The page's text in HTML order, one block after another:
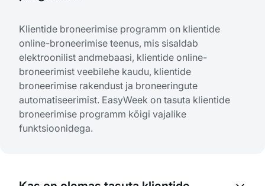
Klientide broneerimise programm on klientide
online-broneerimise teenus, mis sisaldab
elektroonilist andmebaasi, klientide online-
broneerimist veebilehe kaudu, klientide
broneerimise rakendust ja broneeringute
automatiseerimist. EasyWeek on tasuta klientide
broneerimise programm kõigi vajalike
funktsioonidega.